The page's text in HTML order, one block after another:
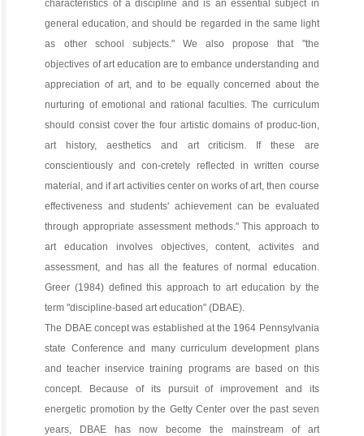
characteristics of a discipline and is an essential subject in
general education, and should be regarded in the same light
as other school subjects." We also propose that "the
objectives of art education are to embance understanding and
appreciation of art, and to be equally concerned about the
nurturing of emotional and rational faculties. The curriculum
should consist cover the four artistic domains of produc-tion,
art history, aesthetics and art criticism. If these are
conscientiously and con-cretely reflected in written course
material, and if art activities center on works of art, then course
effectiveness and students' achievement can be evaluated
through appropriate assessment methods." This approach to
art education involves objectives, content, activites and
assessment, and has all the features of normal education.
Greer (1984) defined this approach to art education by the
term "discipline-based art education" (DBAE).
The DBAE concept was established at the 1964 Pennsylvania
state Conference and many curriculum development plans
and teacher inservice training programs are based on this
concept. Because of its pursuit of improvement and its
energetic promotion by the Getty Center over the past seven
years, DBAE has now become the mainstream of art